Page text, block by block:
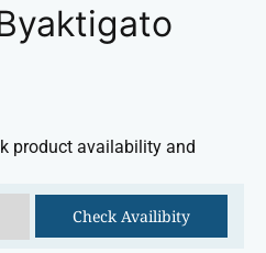
product availability and
Check Availibity